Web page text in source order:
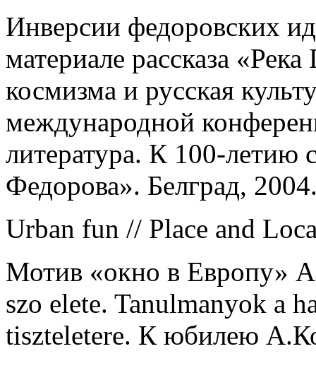
Инверсии федоровских
материале рассказа
космизма и русская
международной
литература. К 100-летию
Федорова». Белград,
Urban fun // Place and
Мотив «окно в Европу»
szo elete. Tanulmanyok a
tiszteletere. К юбилею